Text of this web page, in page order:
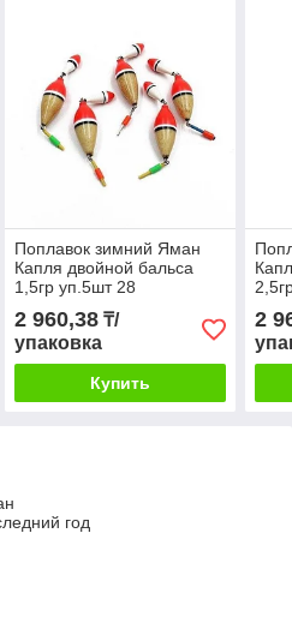
Поплавок зимний Яман
Капля двойной бальса
1,5гр уп.5шт 28
2 960,38₸/
упаковка
Купить
2
год